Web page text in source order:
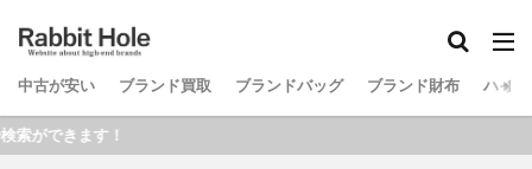
中古が安い ブランド買取 ブランドバッグ ブランド財布 ハイ
す！
検索